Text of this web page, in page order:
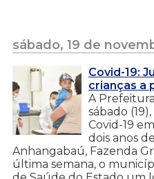
sábado, 19 de
Covid-19:
crianças a
A
sábado
Covid-19
dois anos
Anhangabaú, Fazenda
última semana, o